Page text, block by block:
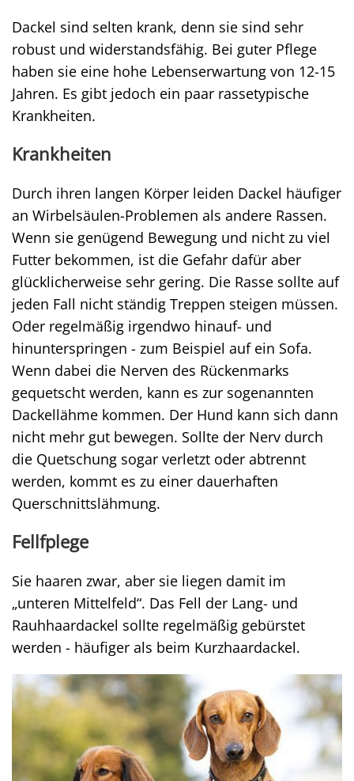
Dackel sind selten krank, denn sie sind sehr
robust und widerstandsfähig. Bei guter Pflege
haben sie eine hohe Lebenserwartung von 12-15
Jahren. Es gibt jedoch ein paar rassetypische
Krankheiten.
Krankheiten
Durch ihren langen Körper leiden Dackel häufiger
an Wirbelsäulen-Problemen als andere Rassen.
Wenn sie genügend Bewegung und nicht zu viel
Futter bekommen, ist die Gefahr dafür aber
glücklicherweise sehr gering. Die Rasse sollte auf
jeden Fall nicht ständig Treppen steigen müssen.
Oder regelmäßig irgendwo hinauf- und
hinunterspringen - zum Beispiel auf ein Sofa.
Wenn dabei die Nerven des Rückenmarks
gequetscht werden, kann es zur sogenannten
Dackellähme kommen. Der Hund kann sich dann
nicht mehr gut bewegen. Sollte der Nerv durch
die Quetschung sogar verletzt oder abtrennt
werden, kommt es zu einer dauerhaften
Querschnittslähmung.
Fellfplege
Sie haaren zwar, aber sie liegen damit im
„unteren Mittelfeld“. Das Fell der Lang- und
Rauhhaardackel sollte regelmäßig gebürstet
werden - häufiger als beim Kurzhaardackel.